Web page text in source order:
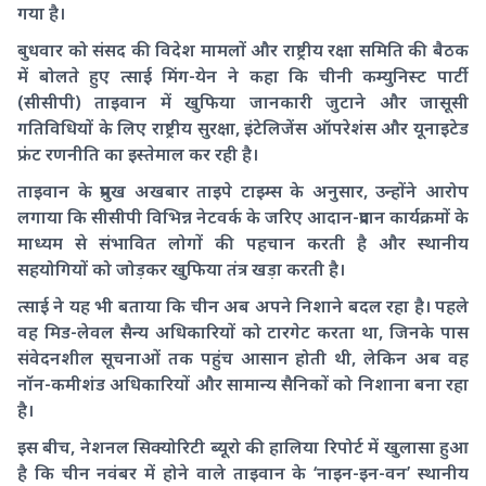
गया है।
बुधवार को संसद की विदेश मामलों और राष्ट्रीय रक्षा समिति की बैठक
में बोलते हुए त्साई मिंग-येन ने कहा कि चीनी कम्युनिस्ट पार्टी
(सीसीपी) ताइवान में खुफिया जानकारी जुटाने और जासूसी
गतिविधियों के लिए राष्ट्रीय सुरक्षा, इंटेलिजेंस ऑपरेशंस और यूनाइटेड
फ्रंट रणनीति का इस्तेमाल कर रही है।
ताइवान के प्रमुख अखबार ताइपे टाइम्स के अनुसार, उन्होंने आरोप
लगाया कि सीसीपी विभिन्न नेटवर्क के जरिए आदान-प्रदान कार्यक्रमों के
माध्यम से संभावित लोगों की पहचान करती है और स्थानीय
सहयोगियों को जोड़कर खुफिया तंत्र खड़ा करती है।
त्साई ने यह भी बताया कि चीन अब अपने निशाने बदल रहा है। पहले
वह मिड-लेवल सैन्य अधिकारियों को टारगेट करता था, जिनके पास
संवेदनशील सूचनाओं तक पहुंच आसान होती थी, लेकिन अब वह
नॉन-कमीशंड अधिकारियों और सामान्य सैनिकों को निशाना बना रहा
है।
इस बीच, नेशनल सिक्योरिटी ब्यूरो की हालिया रिपोर्ट में खुलासा हुआ
है कि चीन नवंबर में होने वाले ताइवान के ‘नाइन-इन-वन’ स्थानीय